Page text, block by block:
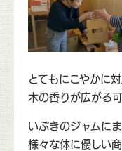
とてもにこやかに
木の香りが広がる
いぶきのジャムに
様々な体に優しい商